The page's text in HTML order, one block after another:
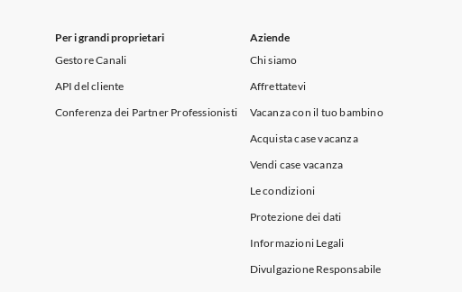
Per i grandi proprietari
Gestore Canali
API del cliente
Conferenza dei Partner Professionisti
Aziende
Chi siamo
Affrettatevi
Vacanza con il tuo bambino
Acquista case vacanza
Vendi case vacanza
Le condizioni
Protezione dei dati
Informazioni Legali
Divulgazione Responsabile